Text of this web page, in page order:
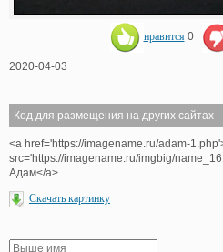
нравится 0
2020-04-03
Код для размещения на других сайтах
<a href='https://imagename.ru/adam-
src='https://imagename.ru/imgbig/
Адам</a>
Скачать картинку